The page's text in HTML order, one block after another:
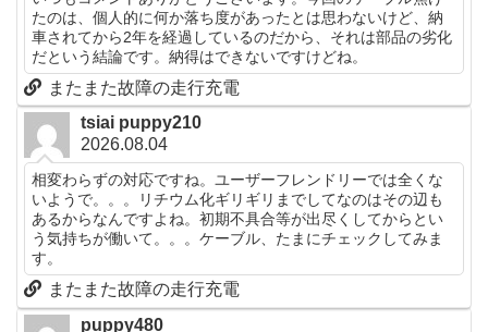
たのは、個人的に何か落ち度があったとは思わないけど、納
車されてから2年を経過しているのだから、それは部品の劣化
だという結論です。納得はできないですけどね。
またまた故障の走行充電
tsiai puppy210
2026.08.04
相変わらずの対応ですね。ユーザーフレンドリーでは全くな
いようで。。。リチウム化ギリギリまでしてなのはその辺も
あるからなんですよね。初期不具合等が出尽くしてからとい
う気持ちが働いて。。。ケーブル、たまにチェックしてみま
す。
またまた故障の走行充電
puppy480